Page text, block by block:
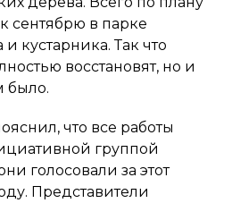
сентябрю в парке
кустарника. Так что
восстановят, но и
было.
что все работы
группой
голосовали за этот
Представители